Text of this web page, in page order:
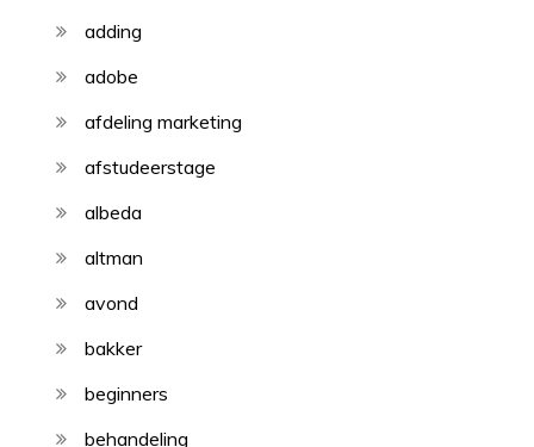
adding
adobe
afdeling marketing
afstudeerstage
albeda
altman
avond
bakker
beginners
behandeling